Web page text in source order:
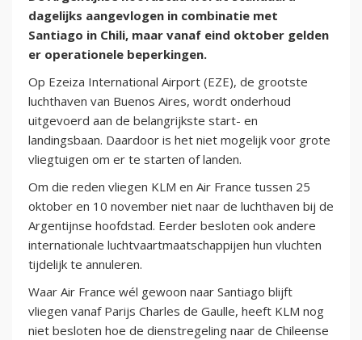
dagelijks aangevlogen in combinatie met
Santiago in Chili, maar vanaf eind oktober gelden
er operationele beperkingen.
Op Ezeiza International Airport (EZE), de grootste
luchthaven van Buenos Aires, wordt onderhoud
uitgevoerd aan de belangrijkste start- en
landingsbaan. Daardoor is het niet mogelijk voor grote
vliegtuigen om er te starten of landen.
Om die reden vliegen KLM en Air France tussen 25
oktober en 10 november niet naar de luchthaven bij de
Argentijnse hoofdstad. Eerder besloten ook andere
internationale luchtvaartmaatschappijen hun vluchten
tijdelijk te annuleren.
Waar Air France wél gewoon naar Santiago blijft
vliegen vanaf Parijs Charles de Gaulle, heeft KLM nog
niet besloten hoe de dienstregeling naar de Chileense